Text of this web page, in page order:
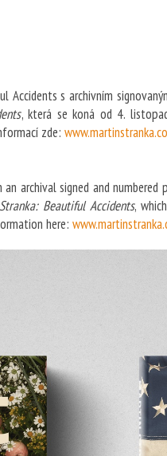
s archivním
, která se koná od 4.
zde:
archival signed and
Beautiful Accidents,
here: